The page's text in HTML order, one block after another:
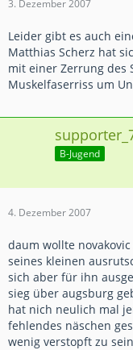
3. Dezember 2007
Leider gibt es auch
Matthias Scherz hat
mit einer Zerrung des
Muskelfaserriss um
B-Jugend
4. Dezember 2007
daum wollte
seines kleinen
sich aber für ihn
sieg über augsburg
hat nich neulich mal
fehlendes näschen
wenig verstopft zu sein